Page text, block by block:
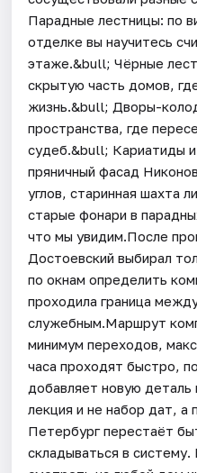
Парадные лестницы: по
отделке вы научитесь
этаже.&bull; Чёрные
скрытую часть домов,
жизнь.&bull; Дворы-
пространства, где
судеб.&bull; Кариатиды
пряничный фасад
углов, старинная шахта
старые фонари в
что мы увидим.После
Достоевский выбирал
по окнам определить
проходила граница
служебным.Маршрут
минимум переходов,
часа проходят быстро,
добавляет новую
лекция и не набор дат, а
Петербург перестаёт
складываться в